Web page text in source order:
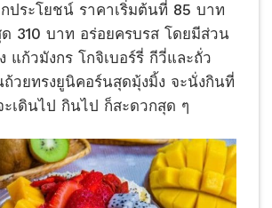
กประโยชน์ ราคาเริ่มต้นที่ 85 บาท
310 บาท อร่อยครบรส โดยมีส่วน
แก้วมังกร โกจิเบอร์รี่ กีวี่และถั่ว
ถ้วยทรงยูนิคอร์นสุดมุ้งมิ้ง จะนั่งกินที่
เดินไป กินไป ก็สะดวกสุด ๆ